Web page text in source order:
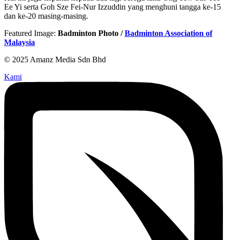
Ee Yi serta Goh Sze Fei-Nur Izzuddin yang menghuni tangga ke-15
dan ke-20 masing-masing.
Featured Image: Badminton Photo /Badminton Association of
Malaysia
© 2025 Amanz Media Sdn Bhd
Kami